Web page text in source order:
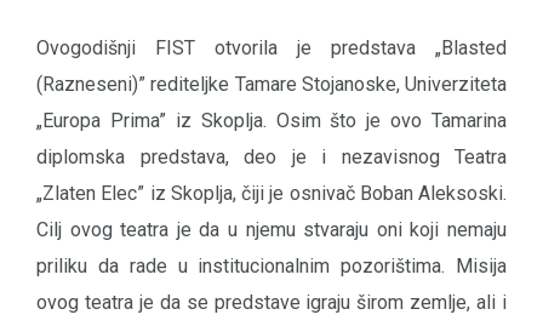
Ovogodišnji FIST otvorila je predstava „Blasted
(Razneseni)” rediteljke Tamare Stojanoske, Univerziteta
„Europa Prima” iz Skoplja. Osim što je ovo Tamarina
diplomska predstava, deo je i nezavisnog Teatra
„Zlaten Elec” iz Skoplja, čiji je osnivač Boban Aleksoski.
Cilj ovog teatra je da u njemu stvaraju oni koji nemaju
priliku da rade u institucionalnim pozorištima. Misija
ovog teatra je da se predstave igraju širom zemlje, ali i